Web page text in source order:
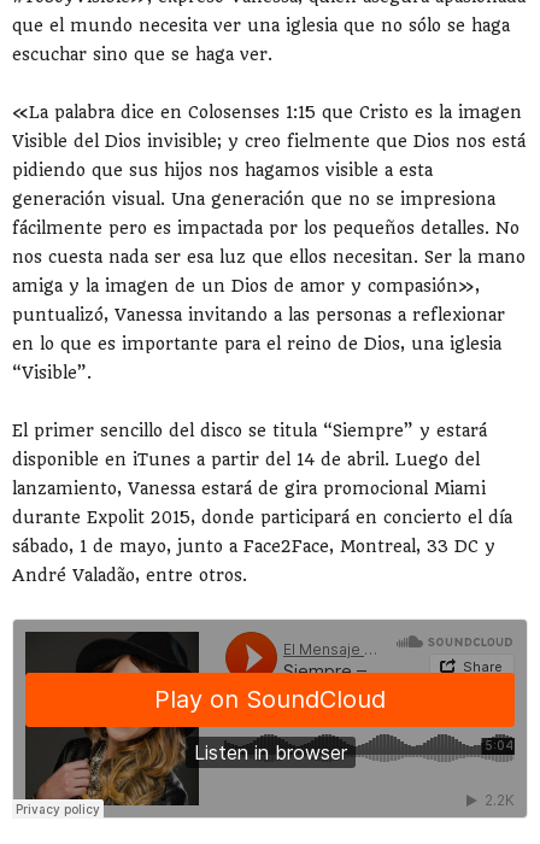
que el mundo necesita ver una iglesia que no sólo se haga
escuchar sino que se haga ver.
«La palabra dice en Colosenses 1:15 que Cristo es la imagen
Visible del Dios invisible; y creo fielmente que Dios nos está
pidiendo que sus hijos nos hagamos visible a esta
generación visual. Una generación que no se impresiona
fácilmente pero es impactada por los pequeños detalles. No
nos cuesta nada ser esa luz que ellos necesitan. Ser la mano
amiga y la imagen de un Dios de amor y compasión»,
puntualizó, Vanessa invitando a las personas a reflexionar
en lo que es importante para el reino de Dios, una iglesia
“Visible”.
El primer sencillo del disco se titula “Siempre” y estará
disponible en iTunes a partir del 14 de abril. Luego del
lanzamiento, Vanessa estará de gira promocional Miami
durante Expolit 2015, donde participará en concierto el día
sábado, 1 de mayo, junto a Face2Face, Montreal, 33 DC y
André Valadão, entre otros.